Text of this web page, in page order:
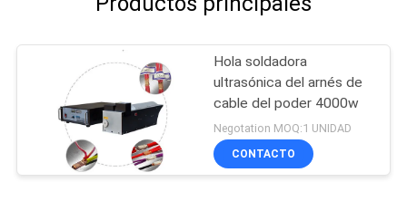
Hola soldadora
ultrasónica del arnés de
cable del poder 4000w
Negotation MOQ:1 UNIDAD
CONTACTO